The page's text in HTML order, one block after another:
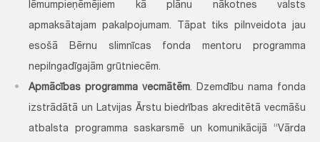
lēmumpieņēmējiem kā plānu nākotnes valsts
apmaksātajam pakalpojumam. Tāpat tiks pilnveidota jau
esošā Bērnu slimnīcas fonda mentoru programma
nepilngadīgajām grūtniecēm.
Apmācības programma vecmātēm. Dzemdību nama fonda
izstrādātā un Latvijas Ārstu biedrības akreditētā vecmāšu
atbalsta programma saskarsmē un komunikācijā “Vārda